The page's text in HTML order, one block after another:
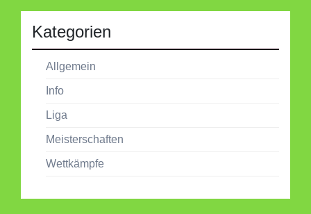
Kategorien
Allgemein
Info
Liga
Meisterschaften
Wettkämpfe